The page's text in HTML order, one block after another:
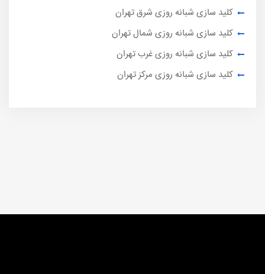
کلید سازی شبانه روزی شرق تهران
کلید سازی شبانه روزی شمال تهران
کلید سازی شبانه روزی غرب تهران
کلید سازی شبانه روزی مرکز تهران